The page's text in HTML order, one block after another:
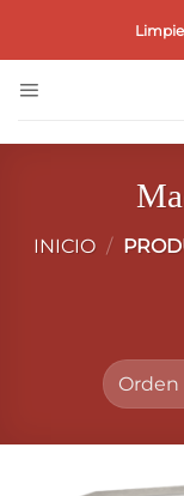
INICIO /